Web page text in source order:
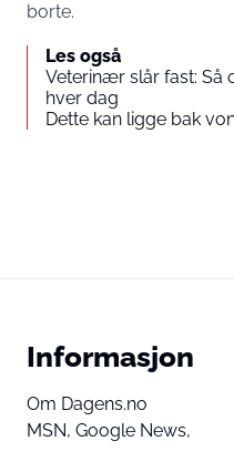
borte.
Les også
Veterinær slår fast: Så
hver dag
Dette kan ligge bak
Informasjon
Om Dagens.no
MSN, Google News,